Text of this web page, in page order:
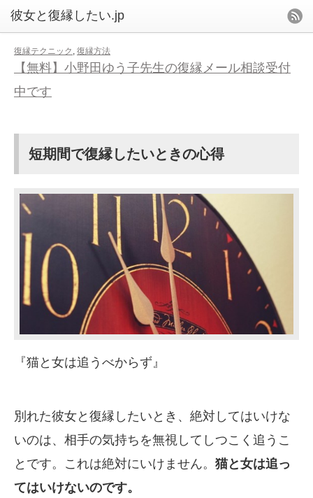
復縁テクニック , 復縁方法
【無料】小野田ゆう子先生の復縁メール相談受付
中です
短期間で復縁したいときの心得
『猫と女は追うべからず』
別れた彼女と復縁したいとき、絶対してはいけな
いのは、相手の気持ちを無視してしつこく追うこ
とです。これは絶対にいけません。 猫と女は追っ
てはいけないのです。